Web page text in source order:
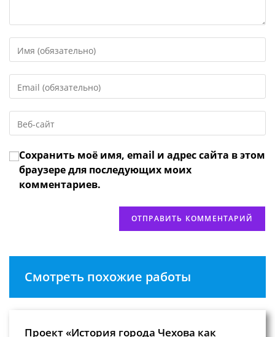
свое
или
имя
чтобы
прокомментировать
свой
адрес,
чтобы
URL
веб-
сайта
(необязательно)
Сохранить моё имя, email и адрес сайта в этом
браузере для последующих моих
комментариев.
Смотреть похожие работы
Проект «История города Чехова как